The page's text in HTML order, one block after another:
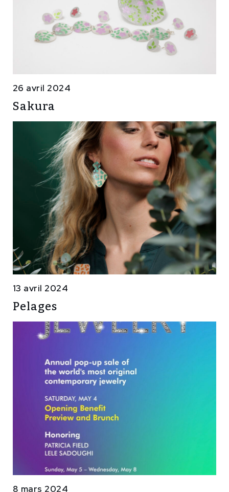
26 avril 2024
Sakura
13 avril 2024
Pelages
8 mars 2024